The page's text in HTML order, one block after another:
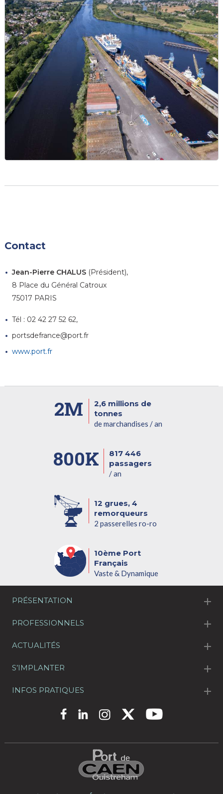
Contact
Jean-Pierre CHALUS(Président),
8 Place du Général Catroux
75017 PARIS
Tél : 02 42 27 52 62,
portsdefrance@port.fr
www.port.fr
2M
2,6 millions de
tonnes
de marchandises / an
800K
817 446
passagers
/ an
12 grues, 4
remorqueurs
2 passerelles ro-ro
10ème Port
Français
Vaste & Dynamique
PRÉSENTATION
PROFESSIONNELS
ACTUALITÉS
S’IMPLANTER
INFOS PRATIQUES